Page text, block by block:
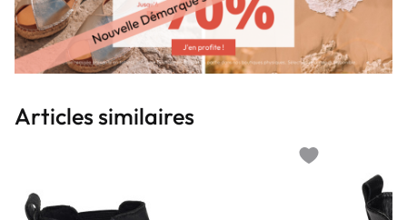
Articles similaires
Add to wishlist